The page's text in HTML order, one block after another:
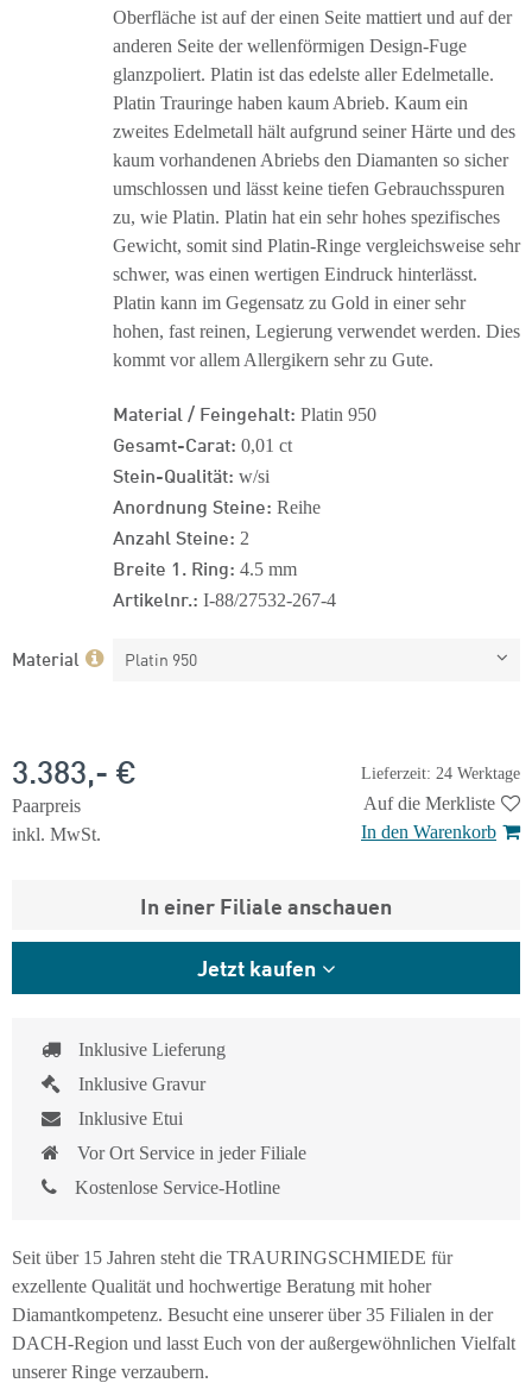
Oberfläche ist auf der einen Seite mattiert und auf der
anderen Seite der wellenförmigen Design-Fuge
glanzpoliert. Platin ist das edelste aller Edelmetalle.
Platin Trauringe haben kaum Abrieb. Kaum ein
zweites Edelmetall hält aufgrund seiner Härte und des
kaum vorhandenen Abriebs den Diamanten so sicher
umschlossen und lässt keine tiefen Gebrauchsspuren
zu, wie Platin. Platin hat ein sehr hohes spezifisches
Gewicht, somit sind Platin-Ringe vergleichsweise sehr
schwer, was einen wertigen Eindruck hinterlässt.
Platin kann im Gegensatz zu Gold in einer sehr
hohen, fast reinen, Legierung verwendet werden. Dies
kommt vor allem Allergikern sehr zu Gute.
Material / Feingehalt: Platin 950
Gesamt-Carat: 0,01 ct
Stein-Qualität: w/si
Anordnung Steine: Reihe
Anzahl Steine: 2
Breite 1. Ring: 4.5 mm
Artikelnr.: I-88/27532-267-4
Material Platin 950
Lieferzeit: 24 Werktage
3.383,- €
Paarpreis
inkl. MwSt.
Auf die Merkliste
In den Warenkorb
In einer Filiale anschauen
Jetzt kaufen
Inklusive Lieferung
Inklusive Gravur
Inklusive Etui
Vor Ort Service in jeder Filiale
Kostenlose Service-Hotline
Seit über 15 Jahren steht die TRAURINGSCHMIEDE für
exzellente Qualität und hochwertige Beratung mit hoher
Diamantkompetenz. Besucht eine unserer über 35 Filialen in der
DACH-Region und lasst Euch von der außergewöhnlichen Vielfalt
unserer Ringe verzaubern.